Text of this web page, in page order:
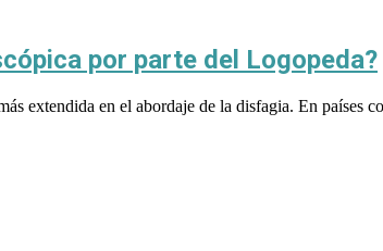
por parte del Logopeda?
extendida en el abordaje de la disfagia. En países